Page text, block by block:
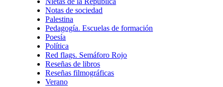
Notas de sociedad
Palestina
Pedagogía. Escuelas de formación
Poesía
Política
Red flags. Semáforo Rojo
Reseñas de libros
Reseñas filmográficas
Verano